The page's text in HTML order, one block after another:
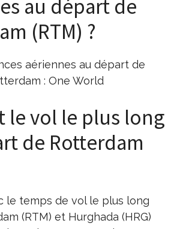
au départ de
(RTM) ?
aériennes au départ de
: One World
le vol le plus long
de Rotterdam
le temps de vol le plus long
(RTM) et Hurghada (HRG)